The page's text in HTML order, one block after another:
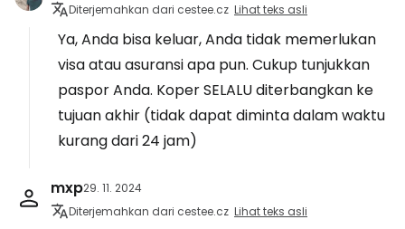
Diterjemahkan dari cestee.cz Lihat teks asli
Ya, Anda bisa keluar, Anda tidak memerlukan
visa atau asuransi apa pun. Cukup tunjukkan
paspor Anda. Koper SELALU diterbangkan ke
tujuan akhir (tidak dapat diminta dalam waktu
kurang dari 24 jam)
mxp29. 11. 2024
Diterjemahkan dari cestee.cz Lihat teks asli